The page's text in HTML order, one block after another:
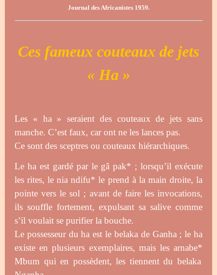
Journal des Africanistes 1959.
Ces fameux couteaux de jets
« Ha »
Les « ha » seraient des couteaux de jets sans
manche. C’est faux, car ont ne les lances pas.
Ce sont des sceptres ou couteaux hiérarchiques.
Le ha est gardé par le gâ pak* ; lorsqu’il exécute
les rites, le nia ndifu* le prend à la main droite, la
pointe vers le sol ; avant de faire les invocations,
ils souffle fortement, expulsant sa salive comme
s’il voulait se purifier la bouche.
Le possesseur du ha est le belaka de Ganha ; le ha
existe en plusieurs exemplaires, mais les arnabe*
Mbum qui en possèdent, les tiennent du belaka